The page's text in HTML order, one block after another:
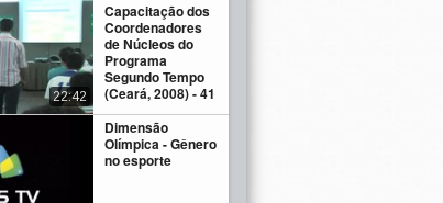
Capacitação dos
Coordenadores
de Núcleos do
Programa
Segundo Tempo
(Ceará, 2008) - 41
22:42
Dimensão
Olímpica - Gênero
no esporte